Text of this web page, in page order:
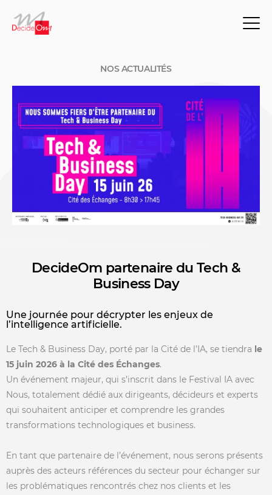
NOS ACTUALITÉS
NOS ACTUALITÉS
DecideOm partenaire du Tech &
Business Day
Une journée pour décrypter les enjeux de
l’intelligence artificielle.
Le Tech & Business Day, porté par la Cité de l’IA, se tiendra le
15 juin 2026 à la Cité des Échanges.
Un événement majeur, qui s’inscrit dans le Festival IA avec
Nous, totalement dédié aux dirigeants, décideurs et experts
qui souhaitent anticiper et comprendre les grandes
transformations technologiques et business.
En tant que partenaire de l’événement, nous serons présents
auprès des acteurs références du secteur pour échanger sur
les problématiques rencontrés chez nos clients et les